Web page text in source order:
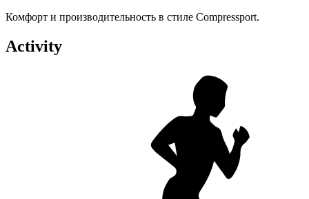
Комфорт и производительность в стиле Compressport.
Activity